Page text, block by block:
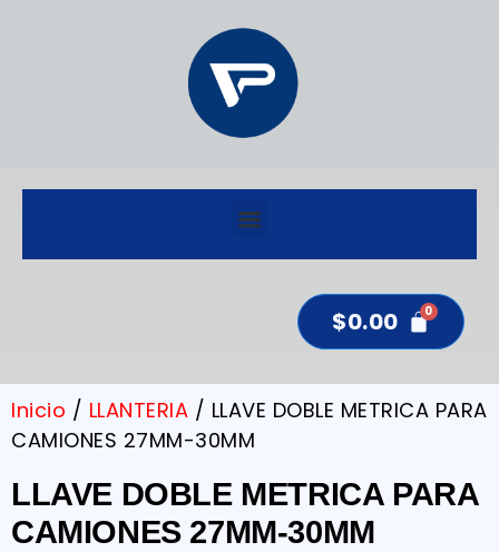
$0.00
Inicio / LLANTERIA / LLAVE DOBLE METRICA PARA
CAMIONES 27MM-30MM
LLAVE DOBLE METRICA PARA
CAMIONES 27MM-30MM